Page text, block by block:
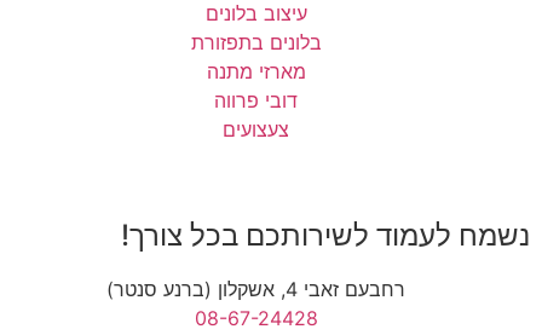
עיצוב בלונים
בלונים בתפזורת
מארזי מתנה
דובי פרווה
צעצועים
נשמח לעמוד לשירותכם בכל צורך!
רחבעם זאבי 4, אשקלון (ברנע סנטר)
08-67-24428